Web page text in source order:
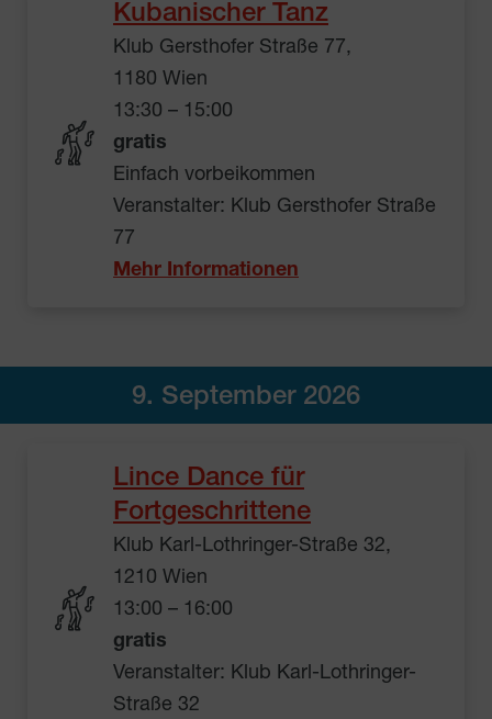
Kubanischer Tanz
Klub Gersthofer Straße 77,
1180 Wien
13:30 – 15:00
gratis
Einfach vorbeikommen
Veranstalter: Klub Gersthofer Straße
77
Mehr Informationen
9. September 2026
Lince Dance für
Fortgeschrittene
Klub Karl-Lothringer-Straße 32,
1210 Wien
13:00 – 16:00
gratis
Veranstalter: Klub Karl-Lothringer-
Straße 32